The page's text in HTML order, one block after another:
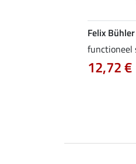
Felix Bühler
functioneel
12,72 €